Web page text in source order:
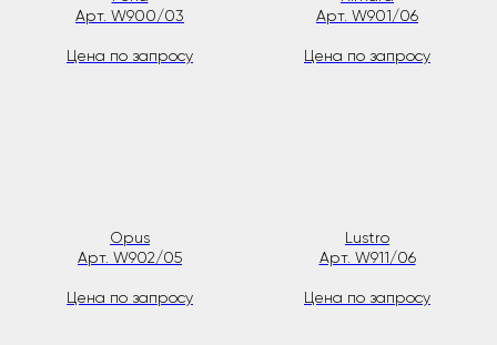
Арт. W900/03
Цена по запросу
Арт. W901/06
Цена по запросу
Opus
Арт. W902/05
Цена по запросу
Lustro
Арт. W911/06
Цена по запросу